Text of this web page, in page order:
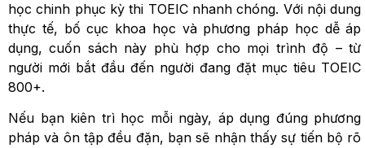
học chinh phục kỳ thi TOEIC nhanh chóng. Với nội dung
thực tế, bố cục khoa học và phương pháp học dễ áp
dụng, cuốn sách này phù hợp cho mọi trình độ – từ
người mới bắt đầu đến người đang đặt mục tiêu TOEIC
800+.
Nếu bạn kiên trì học mỗi ngày, áp dụng đúng phương
pháp và ôn tập đều đặn, bạn sẽ nhận thấy sự tiến bộ rõ